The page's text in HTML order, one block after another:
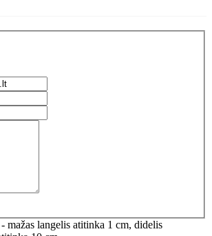
mažas langelis atitinka 1 cm, didelis